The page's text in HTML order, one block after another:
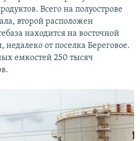
Всего на полуострове
второй расположен
находится на восточной
от поселка Береговое.
емкостей 250 тысяч